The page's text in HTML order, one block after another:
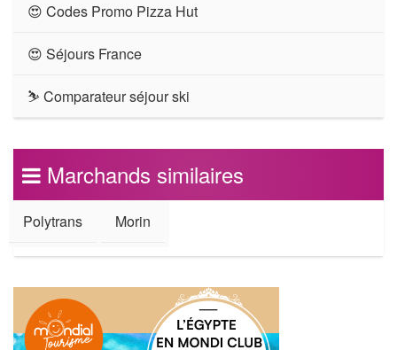
😍 Codes Promo Pizza Hut
😍 Séjours France
⛷ Comparateur séjour ski
Marchands similaires
Polytrans Morin